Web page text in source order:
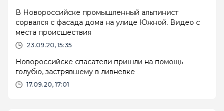
В Новороссийске промышленный альпинист
сорвался с фасада дома на улице Южной. Видео с
места происшествия
23.09.20, 15:35
Новороссийске спасатели пришли на помощь
голубю, застрявшему в ливневке
17.09.20, 17:01